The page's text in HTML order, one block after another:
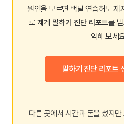
원인을 모르면 백날 연습해도 제
로 제게 말하기 진단 리포트를
악해 보세
말하기 진단 리포트
다른 곳에서 시간과 돈을 썼지만